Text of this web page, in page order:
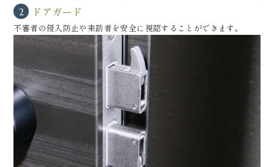
2 ドアガード
不審者の侵入防止や来訪者を安全に視認することができます。